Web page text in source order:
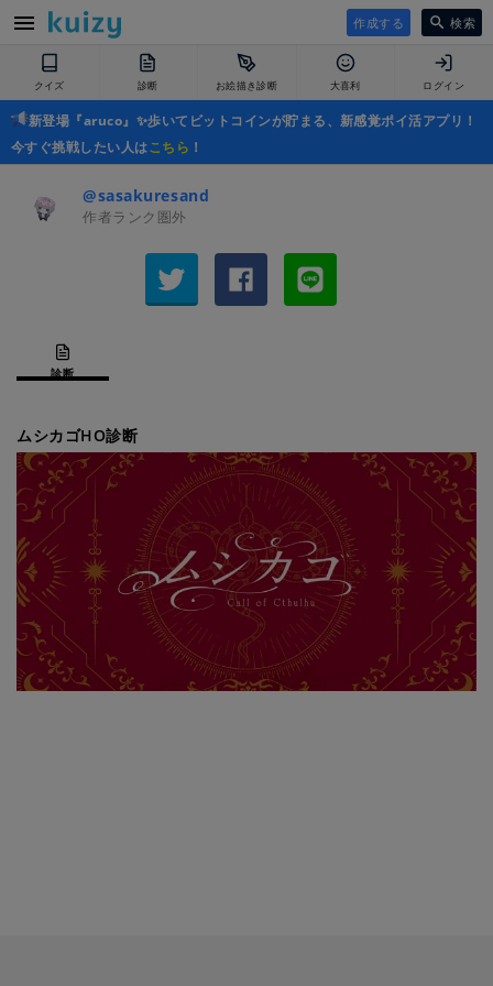
作成する 検索
クイズ 診断 お絵描き診断 大喜利 ログイン
新登場『aruco』✨歩いてビットコインが貯まる、新感覚ポイ活アプリ！
今すぐ挑戦したい人はこちら ！
@sasakuresand
作者ランク圏外
診断
ムシカゴHO診断